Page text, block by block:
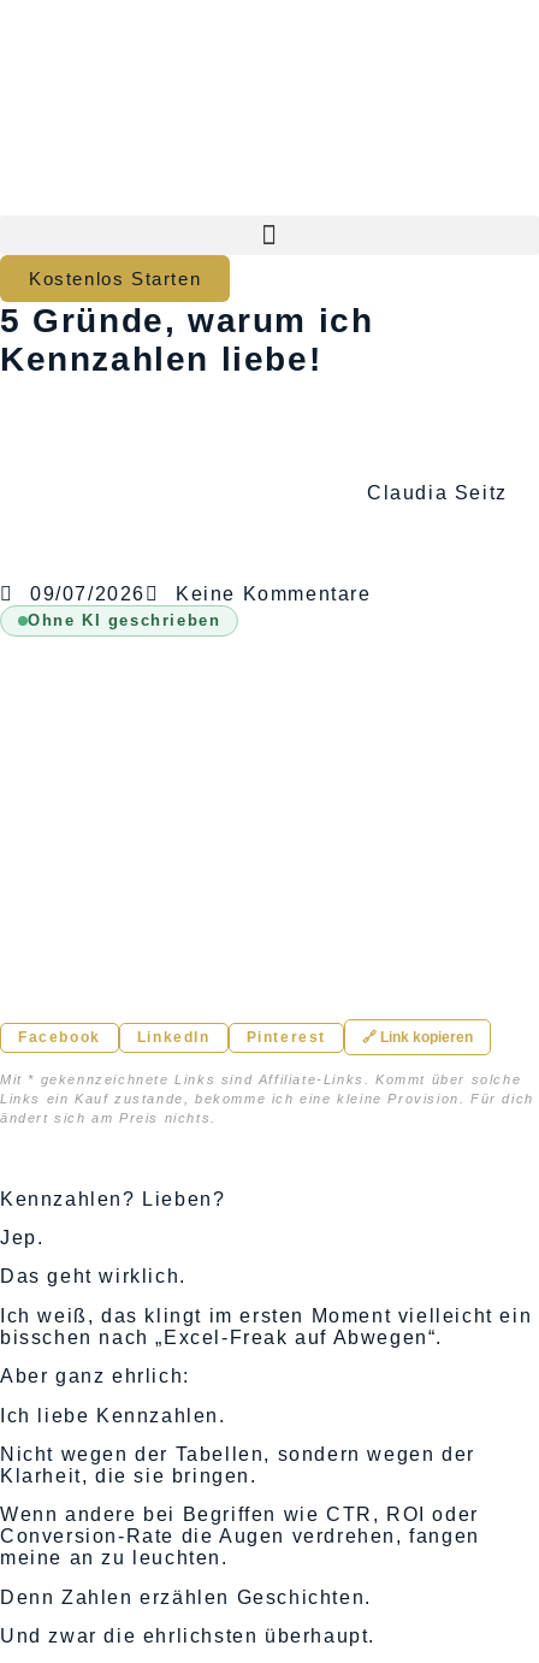
Kostenlos Starten
5 Gründe, warum ich
Kennzahlen liebe!
Claudia Seitz
09/07/2026 Keine Kommentare
Ohne KI geschrieben
Facebook LinkedIn Pinterest 🔗 Link kopieren
Mit * gekennzeichnete Links sind Affiliate-Links. Kommt über solche
Links ein Kauf zustande, bekomme ich eine kleine Provision. Für dich
ändert sich am Preis nichts.
Kennzahlen? Lieben?
Jep.
Das geht wirklich.
Ich weiß, das klingt im ersten Moment vielleicht ein
bisschen nach „Excel-Freak auf Abwegen“.
Aber ganz ehrlich:
Ich liebe Kennzahlen.
Nicht wegen der Tabellen, sondern wegen der
Klarheit, die sie bringen.
Wenn andere bei Begriffen wie CTR, ROI oder
Conversion-Rate die Augen verdrehen, fangen
meine an zu leuchten.
Denn Zahlen erzählen Geschichten.
Und zwar die ehrlichsten überhaupt.